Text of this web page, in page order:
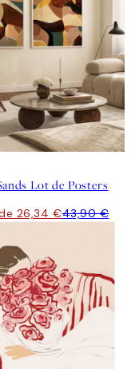
Lot de Posters
26,34 €43,90 €